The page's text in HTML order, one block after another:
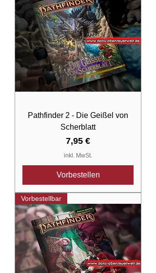
Pathfinder 2 - Die Geißel von
Scherblatt
Preis
7,95 €
inkl. MwSt.
Vorbestellen
Vorbestellbar